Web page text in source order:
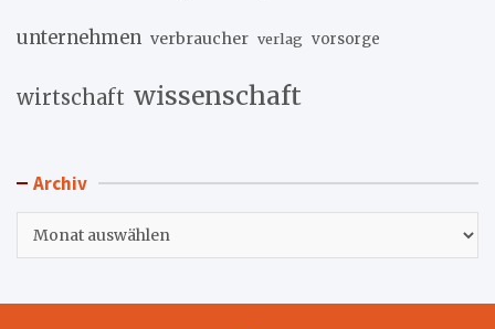
unternehmen verbraucher verlag vorsorge
wirtschaft wissenschaft
Archiv